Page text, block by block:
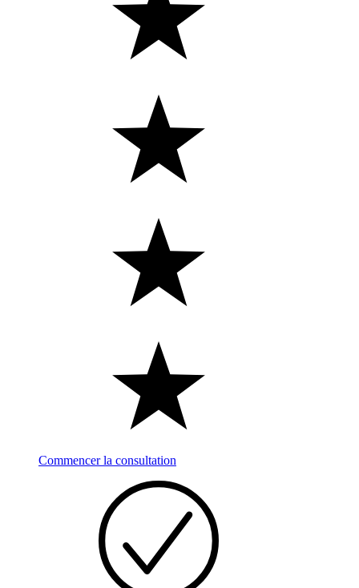
Commencer la consultation